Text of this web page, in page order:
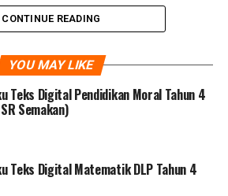
Sejarah KSSM
CONTINUE READING
YOU MAY LIKE
Teks Digital Pendidikan Moral Tahun 4
Semakan)
Teks Digital Matematik DLP Tahun 4